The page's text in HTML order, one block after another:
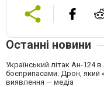
Останні новини
Український літак Ан-124
боєприпасами. Дрон, який
виявлення — медіа